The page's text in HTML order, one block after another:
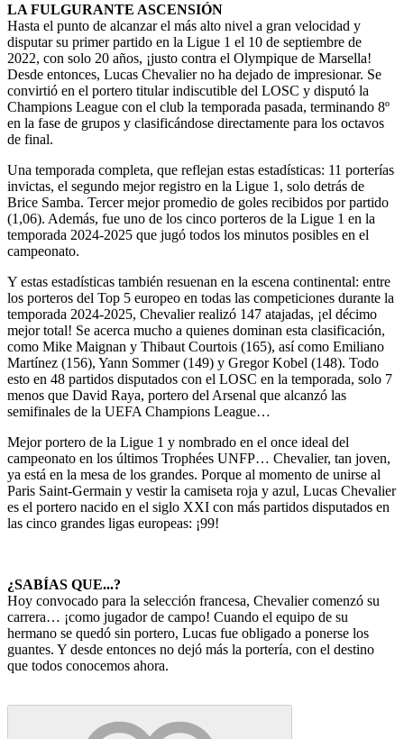
LA FULGURANTE ASCENSIÓN
Hasta el punto de alcanzar el más alto nivel a gran velocidad y
disputar su primer partido en la Ligue 1 el 10 de septiembre de
2022, con solo 20 años, ¡justo contra el Olympique de Marsella!
Desde entonces, Lucas Chevalier no ha dejado de impresionar. Se
convirtió en el portero titular indiscutible del LOSC y disputó la
Champions League con el club la temporada pasada, terminando 8º
en la fase de grupos y clasificándose directamente para los octavos
de final.
Una temporada completa, que reflejan estas estadísticas: 11 porterías
invictas, el segundo mejor registro en la Ligue 1, solo detrás de
Brice Samba. Tercer mejor promedio de goles recibidos por partido
(1,06). Además, fue uno de los cinco porteros de la Ligue 1 en la
temporada 2024-2025 que jugó todos los minutos posibles en el
campeonato.
Y estas estadísticas también resuenan en la escena continental: entre
los porteros del Top 5 europeo en todas las competiciones durante la
temporada 2024-2025, Chevalier realizó 147 atajadas, ¡el décimo
mejor total! Se acerca mucho a quienes dominan esta clasificación,
como Mike Maignan y Thibaut Courtois (165), así como Emiliano
Martínez (156), Yann Sommer (149) y Gregor Kobel (148). Todo
esto en 48 partidos disputados con el LOSC en la temporada, solo 7
menos que David Raya, portero del Arsenal que alcanzó las
semifinales de la UEFA Champions League…
Mejor portero de la Ligue 1 y nombrado en el once ideal del
campeonato en los últimos Trophées UNFP… Chevalier, tan joven,
ya está en la mesa de los grandes. Porque al momento de unirse al
Paris Saint-Germain y vestir la camiseta roja y azul, Lucas Chevalier
es el portero nacido en el siglo XXI con más partidos disputados en
las cinco grandes ligas europeas: ¡99!
¿SABÍAS QUE...?
Hoy convocado para la selección francesa, Chevalier comenzó su
carrera… ¡como jugador de campo! Cuando el equipo de su
hermano se quedó sin portero, Lucas fue obligado a ponerse los
guantes. Y desde entonces no dejó más la portería, con el destino
que todos conocemos ahora.